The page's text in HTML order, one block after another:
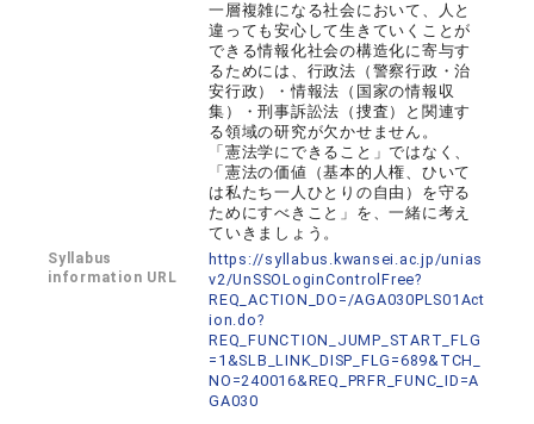
一層複雑になる社会において、人と
違っても安心して生きていくことが
できる情報化社会の構造化に寄与す
るためには、行政法（警察行政・治
安行政）・情報法（国家の情報収
集）・刑事訴訟法（捜査）と関連す
る領域の研究が欠かせません。
「憲法学にできること」ではなく、
「憲法の価値（基本的人権、ひいて
は私たち一人ひとりの自由）を守る
ためにすべきこと」を、一緒に考え
ていきましょう。
Syllabus
information URL
https://syllabus.kwansei.ac.jp/unias
v2/UnSSOLoginControlFree?
REQ_ACTION_DO=/AGA030PLS01Act
ion.do?
REQ_FUNCTION_JUMP_START_FLG
=1&SLB_LINK_DISP_FLG=689&TCH_
NO=240016&REQ_PRFR_FUNC_ID=A
GA030